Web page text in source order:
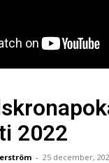
2022
- 25 december,